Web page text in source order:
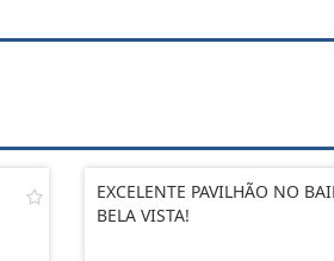
EXCELENTE PAVILHÃO NO
BELA VISTA!